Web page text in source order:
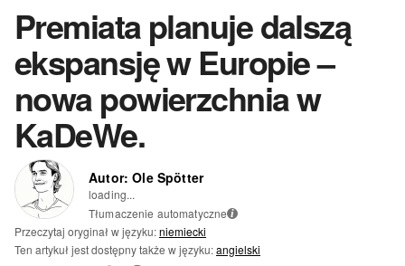
Premiata planuje dalszą
ekspansję w Europie –
nowa powierzchnia w
KaDeWe.
Autor: Ole Spötter
loading...
Tłumaczenie automatyczne i
Przeczytaj oryginał w języku:niemiecki
Ten artykuł jest dostępny także w języku:angielski